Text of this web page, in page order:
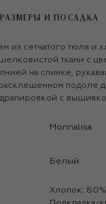
РАЗМЕРЫ И ПОСАДКА
из сетчатого тюля и
ткани с
на спинке,
подоле
с
Monnalisa
Белый
Хлопок: 80%; Шелк: 20%;